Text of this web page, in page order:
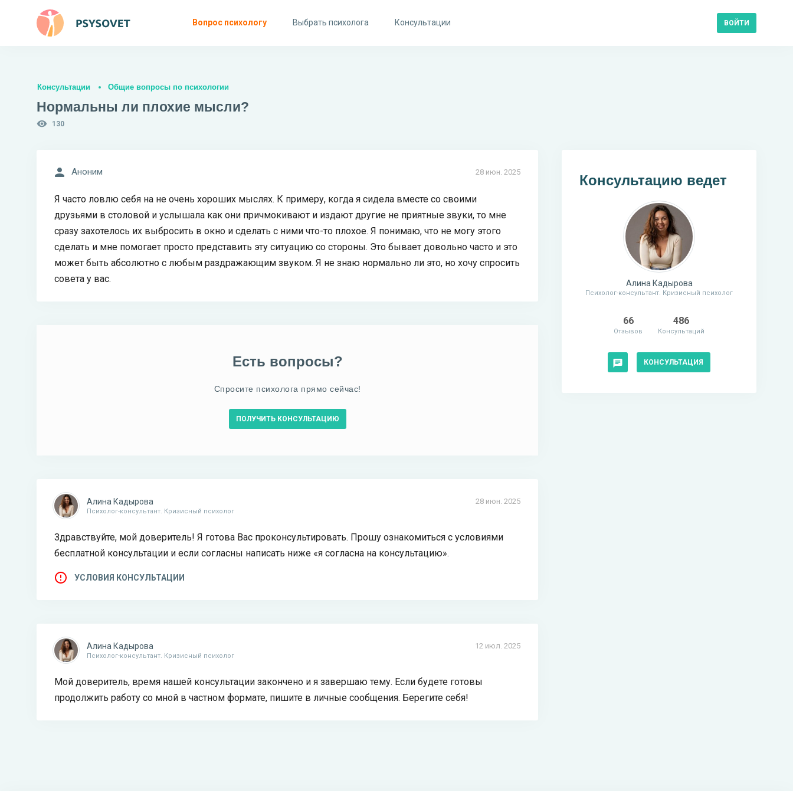
Вопрос психологу Выбрать психолога Консультации ВОЙТИ
Консультации Общие вопросы по психологии
Нормальны ли плохие мысли?
130
28 июн. 2025
Аноним
Я часто ловлю себя на не очень хороших мыслях. К примеру, когда я сидела вместе со своими
друзьями в столовой и услышала как они причмокивают и издают другие не приятные звуки, то мне
сразу захотелось их выбросить в окно и сделать с ними что-то плохое. Я понимаю, что не могу этого
сделать и мне помогает просто представить эту ситуацию со стороны. Это бывает довольно часто и это
может быть абсолютно с любым раздражающим звуком. Я не знаю нормально ли это, но хочу спросить
совета у вас.
Есть вопросы?
Спросите психолога прямо сейчас!
ПОЛУЧИТЬ КОНСУЛЬТАЦИЮ
28 июн. 2025
Алина Кадырова
Психолог-консультант. Кризисный психолог
Здравствуйте, мой доверитель! Я готова Вас проконсультировать. Прошу ознакомиться с условиями
бесплатной консультации и если согласны написать ниже «я согласна на консультацию».
УСЛОВИЯ КОНСУЛЬТАЦИИ
12 июл. 2025
Алина Кадырова
Психолог-консультант. Кризисный психолог
Мой доверитель, время нашей консультации закончено и я завершаю тему. Если будете готовы
продолжить работу со мной в частном формате, пишите в личные сообщения. Берегите себя!
Консультацию ведет
Алина Кадырова
Психолог-консультант. Кризисный психолог
66
Отзывов
486
Консультаций
КОНСУЛЬТАЦИЯ